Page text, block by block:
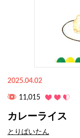
2025.04.02
11,015
カレーライス
とりぱいたん